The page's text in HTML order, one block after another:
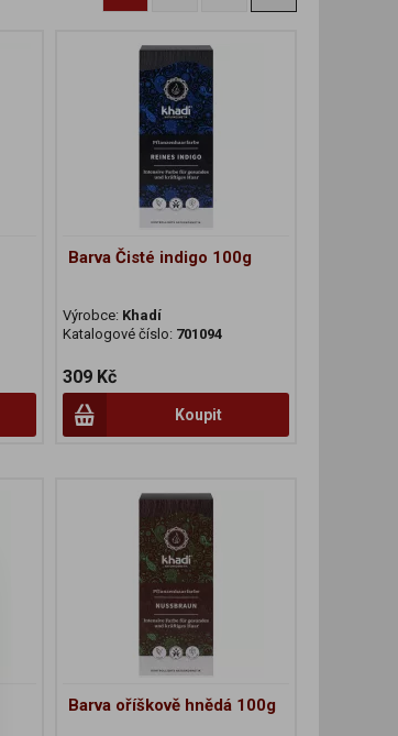
Barva Čisté indigo 100g
Výrobce: Khadí
Katalogové číslo: 701094
309 Kč
Koupit
Barva oříškově hnědá 100g